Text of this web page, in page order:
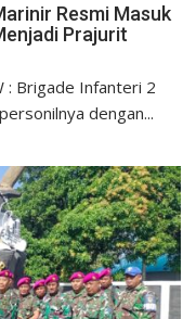
Resmi Masuk
Prajurit
: Brigade Infanteri 2
dengan...